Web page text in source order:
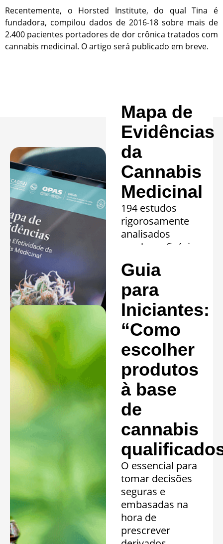
Recentemente, o Horsted Institute, do qual Tina é
fundadora, compilou dados de 2016-18 sobre mais de
2.400 pacientes portadores de dor crônica tratados com
cannabis medicinal. O artigo será publicado em breve.
Mapa de
Evidências
da
Cannabis
Medicinal
194 estudos
rigorosamente
analisados
revelam eficácia
comprovada em
20 quadros
clínicos.
Saiba mais »
Guia
para
Iniciantes:
“Como
escolher
produtos
à base
de
cannabis
O essencial para
tomar decisões
seguras e
embasadas na
hora de
prescrever